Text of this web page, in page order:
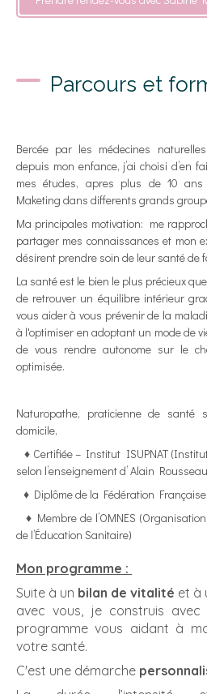
Parcours et
Bercée par les médecines
depuis mon enfance, j’ai choisi d’en
mes études, apres plus de 10
Maketing dans differents grands
Ma principales motivation: me
partager mes connaissances et mon
désirent prendre soin de leur santé de
La santé est le bien le plus précieux
de retrouver un équilibre intérieur
vous aider à vous prévenir de la
à l'optimiser en adoptant un mode de
de vous rendre autonome sur le
optimisée.
Naturopathe, praticienne de
domicile,
♦ Certifiée – Institut ISUPNAT
selon l’enseignement d’ Alain
♦ Diplôme de la Fédération
♦ Membre de l’OMNES
de l’Éducation Sanitaire)
Mon programme :
Suite à un bilan de vitalité et à
avec vous, je construis
programme vous aidant à
votre santé.
C'est une démarche